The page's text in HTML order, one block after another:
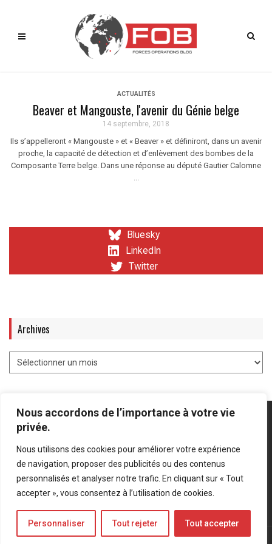
Nous accordons de l’importance à votre vie
privée.
Nous utilisons des cookies pour améliorer votre expérience
de navigation, proposer des publicités ou des contenus
personnalisés et analyser notre trafic. En cliquant sur « Tout
accepter », vous consentez à l’utilisation de cookies.
Personnaliser Tout rejeter Tout accepter
ACTUALITÉS
Beaver et Mangouste, l'avenir du Génie belge
14 septembre, 2018
Ils s’appelleront « Mangouste » et « Beaver » et définiront, dans un avenir
proche, la capacité de détection et d’enlèvement des bombes de la
Composante Terre belge. Dans une réponse au député Gautier Calomne
...
Bluesky
LinkedIn
Twitter
Archives
Mentions légales Politique de confidentialité
Bluesky
LinkedIn
Twitter
© Forces Operations Blog - 2022